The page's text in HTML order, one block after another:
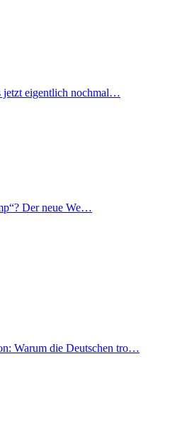
jetzt eigentlich nochmal…
Der neue We…
Warum die Deutschen tro…